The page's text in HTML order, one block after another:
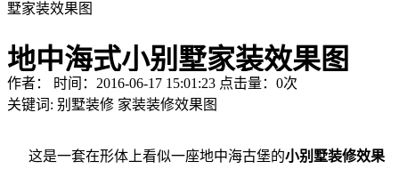
墅家装效果图
地中海式小别墅家装效果图
作者： 时间：2016-06-17 15:01:23 点击量： 0次
关键词: 别墅装修 家装装修效果图
这是一套在形体上看似一座地中海古堡的小别墅装修效果